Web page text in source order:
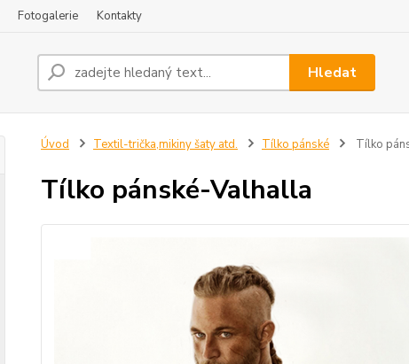
Fotogalerie Kontakty
Hledat
Úvod Textil-trička,mikiny šaty atd. Tílko pánské Tílko
Tílko pánské-Valhalla